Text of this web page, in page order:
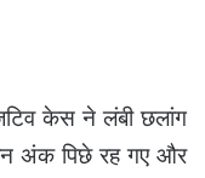
केस ने लंबी छलांग
अंक पिछे रह गए और